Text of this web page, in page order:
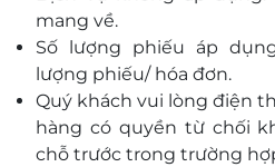
mang về.
Số lượng phiếu áp
lượng phiếu/ hóa đơn.
Quý khách vui lòng điện
hàng có quyền từ chối
chỗ trước trong trường